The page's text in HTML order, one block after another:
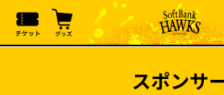
スポンサ